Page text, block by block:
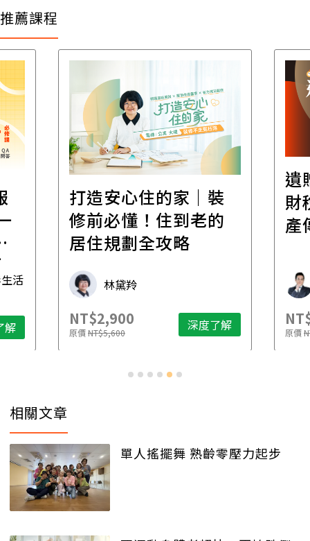
推薦課程
活
解
打造安心住的家｜裝
修前必懂！住到老的
居住規劃全攻略
林黛羚
NT$2,900
原價NT$5,600 深度了解
遺
財
產
原價
相關文章
單人搖擺舞 熟齡零壓力起步